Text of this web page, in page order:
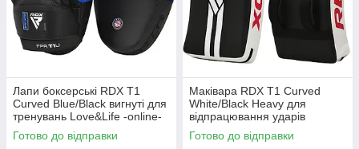
Лапи боксерські RDX T1
Curved Blue/Black вигнуті для
тренувань Love&Life -online-
multimarket-
Готово до відправки
Маківара RDX T1 Curved
White/Black Heavy для
відпрацювання ударів
Love&Life -online-multimarket-
Готово до відправки